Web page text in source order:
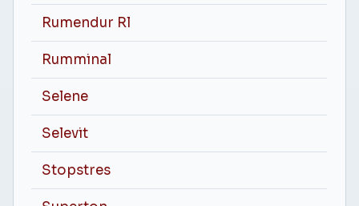
Rumendur Rl
Rumminal
Selene
Selevit
Stopstres